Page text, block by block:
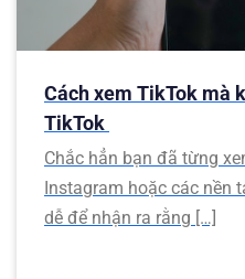
Cách xem TikTok mà
TikTok
Chắc hẳn bạn đã từng
Instagram hoặc các nền
dễ để nhận ra rằng […]